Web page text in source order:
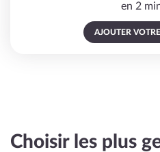
en 2
AJOUTER
Choisir les plus